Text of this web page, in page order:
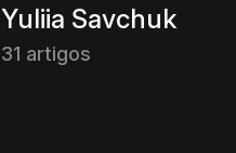
Yuliia Savchuk
31 artigos